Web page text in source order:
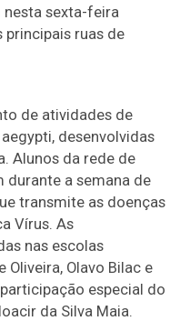
nesta sexta-feira
principais ruas de
de atividades de
desenvolvidas
Alunos da rede de
durante a semana de
transmite as doenças
Vírus. As
nas escolas
Oliveira, Olavo Bilac e
especial do
da Silva Maia.